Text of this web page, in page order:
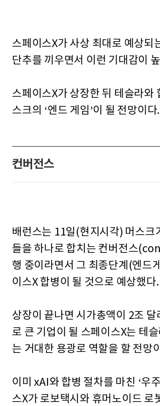
스페이스X가 사상 최대로 예상되
단추를 끼우면서 이런 기대감이
스페이스X가 상장한 뒤 테슬라와
스크의 ‘엔드 게임’이 될 전망이다.
컨버전스
배런스는 11일(현지시각) 머스크
들을 하나로 합치는 컨버전스
행 중이라면서 그 최종단계(엔드
이스X 합병이 될 것으로 예상했다.
상장이 끝나면 시가총액이 2조 달
로 큰 기업이 될 스페이스X는 테
는 거대한 용광로 역할을 할 전망
이미 xAI와 합병 절차를 마친 ‘우
스X가 로보택시와 휴머노이드 로